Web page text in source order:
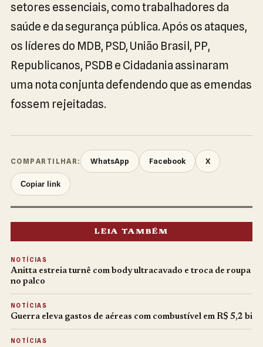
setores essenciais, como trabalhadores da
saúde e da segurança pública. Após os ataques,
os líderes do MDB, PSD, União Brasil, PP,
Republicanos, PSDB e Cidadania assinaram
uma nota conjunta defendendo que as emendas
fossem rejeitadas.
COMPARTILHAR: WhatsApp Facebook X
Copiar link
LEIA TAMBÉM
NOTÍCIAS
Anitta estreia turnê com body ultracavado e troca de roupa
no palco
NOTÍCIAS
Guerra eleva gastos de aéreas com combustível em R$ 5,2 bi
NOTÍCIAS